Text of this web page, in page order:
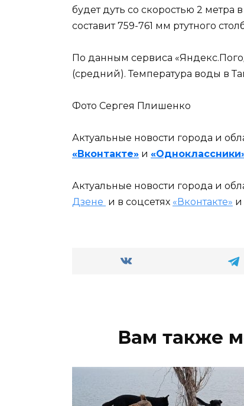
будет дуть со скоростью 2 метра
составит 759-761 мм ртутного
По данным сервиса
(средний). Температура воды в
Фото Сергея Плишенко
Актуальные новости города и
«Вконтакте» и
Актуальные новости города и
Дзене и в соцсетях «Вконтакте» и
Вам также